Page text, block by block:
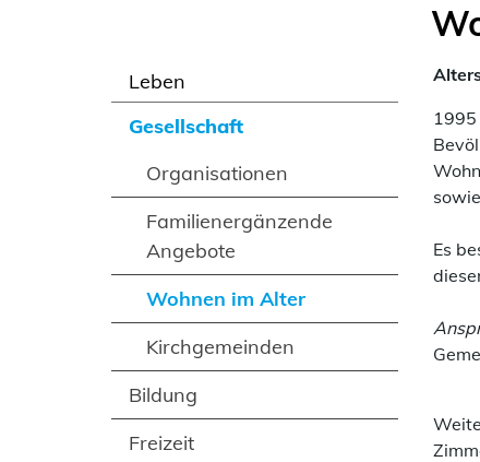
Leben
Gesellschaft
Organisationen
Familienergänzende
Angebote
Wohnen im Alter
(ausgewählt)
Kirchgemeinden
Bildung
Freizeit
Es